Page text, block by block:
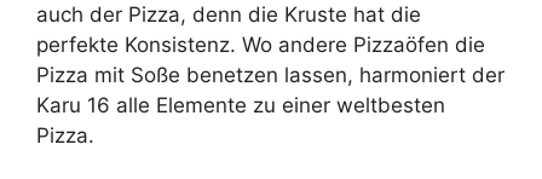
auch der Pizza, denn die Kruste hat die
perfekte Konsistenz. Wo andere Pizzaöfen die
Pizza mit Soße benetzen lassen, harmoniert der
Karu 16 alle Elemente zu einer weltbesten
Pizza.